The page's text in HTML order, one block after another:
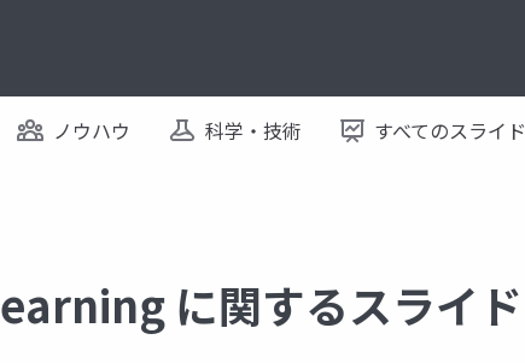
ノウハウ 科学・技術 すべてのスライド
に関するスライド